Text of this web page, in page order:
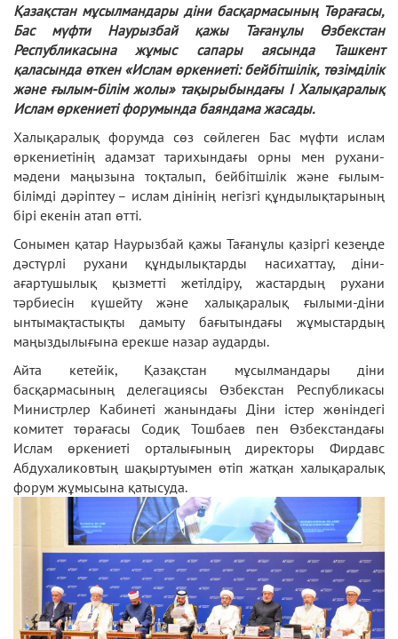
Қазақстан мұсылмандары діни басқармасының Төрағасы,
Бас мүфти Наурызбай қажы Тағанұлы Өзбекстан
Республикасына жұмыс сапары аясында Ташкент
қаласында өткен «Ислам өркениеті: бейбітшілік, төзімділік
және ғылым-білім жолы» тақырыбындағы І Халықаралық
Ислам өркениеті форумында баяндама жасады.
Халықаралық форумда сөз сөйлеген Бас мүфти ислам
өркениетінің адамзат тарихындағы орны мен рухани-
мәдени маңызына тоқталып, бейбітшілік және ғылым-
білімді дәріптеу – ислам дінінің негізгі құндылықтарының
бірі екенін атап өтті.
Сонымен қатар Наурызбай қажы Тағанұлы қазіргі кезеңде
дәстүрлі рухани құндылықтарды насихаттау, діни-
ағартушылық қызметті жетілдіру, жастардың рухани
тәрбиесін күшейту және халықаралық ғылыми-діни
ынтымақтастықты дамыту бағытындағы жұмыстардың
маңыздылығына ерекше назар аударды.
Айта кетейік, Қазақстан мұсылмандары діни
басқармасының делегациясы Өзбекстан Республикасы
Министрлер Кабинеті жанындағы Діни істер жөніндегі
комитет төрағасы Содиқ Тошбаев пен Өзбекстандағы
Ислам өркениеті орталығының директоры Фирдавс
Абдухаликовтың шақыртуымен өтіп жатқан халықаралық
форум жұмысына қатысуда.